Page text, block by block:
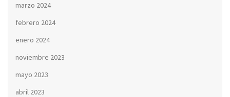
marzo 2024
febrero 2024
enero 2024
noviembre 2023
mayo 2023
abril 2023